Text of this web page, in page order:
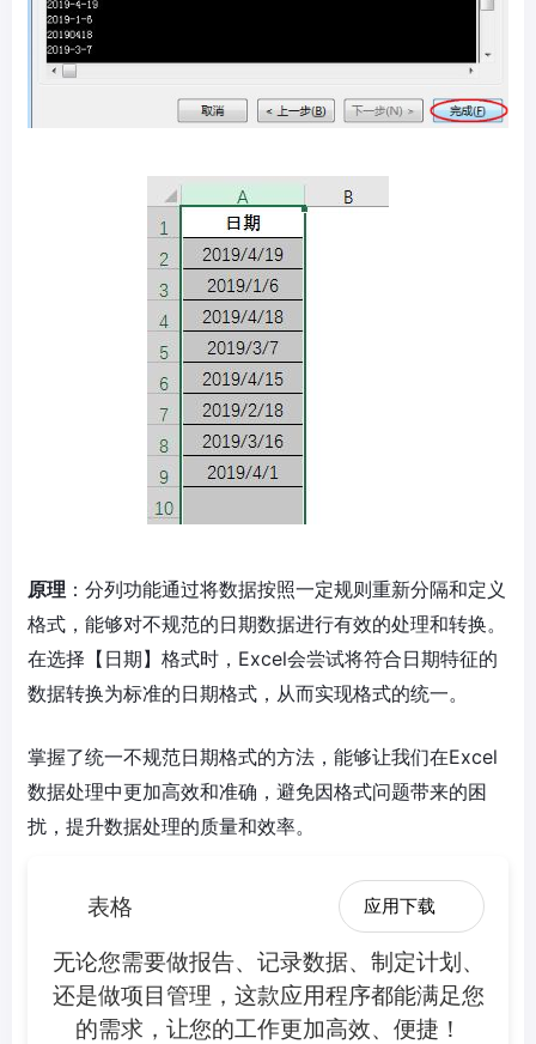
原理 ：分列功能通过将数据按照一定规则重新分隔和定义
格式，能够对不规范的日期数据进行有效的处理和转换。
在选择【日期】格式时，Excel会尝试将符合日期特征的
数据转换为标准的日期格式，从而实现格式的统一。
掌握了统一不规范日期格式的方法，能够让我们在Excel
数据处理中更加高效和准确，避免因格式问题带来的困
扰，提升数据处理的质量和效率。
表格 应用下载
无论您需要做报告、记录数据、制定计划、
还是做项目管理，这款应用程序都能满足您
的需求，让您的工作更加高效、便捷！